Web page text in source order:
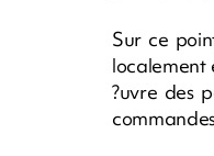
Sur ce
localement
?uvre des